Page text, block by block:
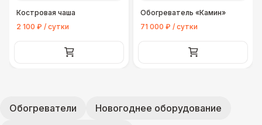
Костровая чаша
2 100 ₽ / сутки
Обогреватель «Камин»
71 000 ₽ / сутки
Обогреватели
Новогоднее оборудование